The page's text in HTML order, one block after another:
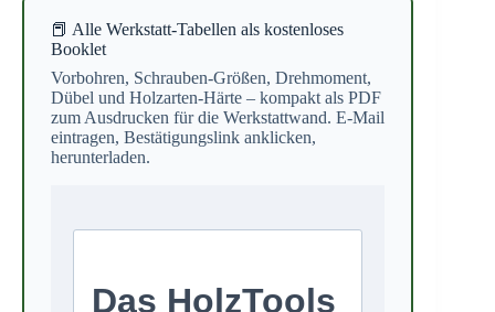
📕 Alle Werkstatt-Tabellen als kostenloses
Booklet
Vorbohren, Schrauben-Größen, Drehmoment,
Dübel und Holzarten-Härte – kompakt als PDF
zum Ausdrucken für die Werkstattwand. E-Mail
eintragen, Bestätigungslink anklicken,
herunterladen.